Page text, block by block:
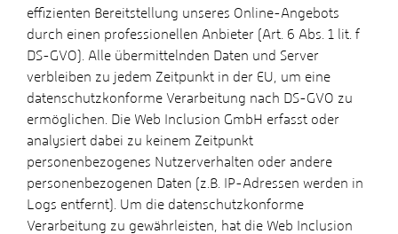
effizienten Bereitstellung unseres Online-Angebots
durch einen professionellen Anbieter (Art. 6 Abs. 1 lit. f
DS-GVO). Alle übermittelnden Daten und Server
verbleiben zu jedem Zeitpunkt in der EU, um eine
datenschutzkonforme Verarbeitung nach DS-GVO zu
ermöglichen. Die Web Inclusion GmbH erfasst oder
analysiert dabei zu keinem Zeitpunkt
personenbezogenes Nutzerverhalten oder andere
personenbezogenen Daten (z.B. IP-Adressen werden in
Logs entfernt). Um die datenschutzkonforme
Verarbeitung zu gewährleisten, hat die Web Inclusion